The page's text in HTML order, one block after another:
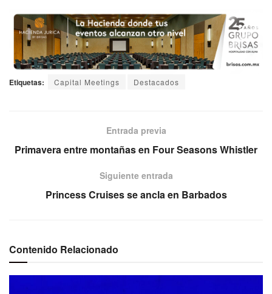
Etiquetas: Capital Meetings Destacados
Entrada previa
Primavera entre montañas en Four Seasons Whistler
Siguiente entrada
Princess Cruises se ancla en Barbados
Contenido Relacionado